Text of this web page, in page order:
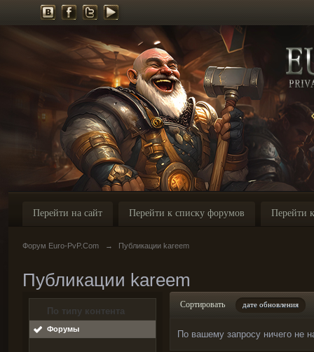
Перейти на сайт Перейти к списку форумов Перейти
Форум Euro-PvP.Com → Публикации kareem
Публикации kareem
По типу контента
Форумы
Сортировать дате обновления
По вашему запросу ничего не